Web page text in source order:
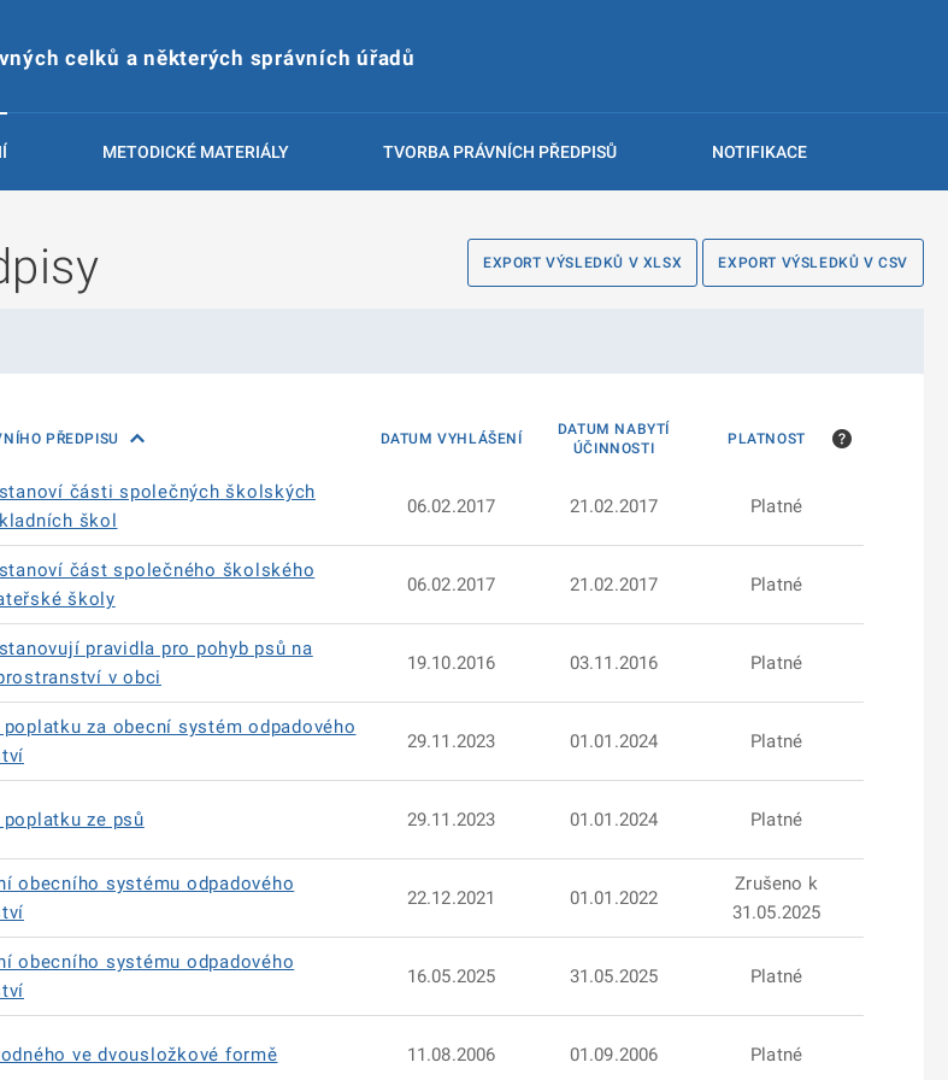
celků a některých správních úřadů
METODICKÉ MATERIÁLY TVORBA PRÁVNÍCH PŘEDPISŮ NOTIFIKACE
EXPORT VÝSLEDKŮ V XLSX EXPORT VÝSLEDKŮ V CSV
PŘEDPISU DATUM VYHLÁŠENÍ
DATUM NABYTÍ
ÚČINNOSTI
PLATNOST
části společných školských
škol
06.02.2017 21.02.2017 Platné
část společného školského
školy
06.02.2017 21.02.2017 Platné
pravidla pro pohyb psů na
v obci
19.10.2016 03.11.2016 Platné
za obecní systém odpadového
29.11.2023 01.01.2024 Platné
ze psů 29.11.2023 01.01.2024 Platné
obecního systému odpadového
22.12.2021 01.01.2022
Zrušeno k
31.05.2025
obecního systému odpadového
16.05.2025 31.05.2025 Platné
ve dvousložkové formě 11.08.2006 01.09.2006 Platné